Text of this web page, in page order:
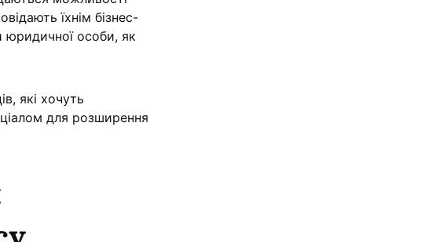
їхнім бізнес-
особи, як
які хочуть
для розширення